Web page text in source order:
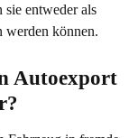
sie entweder als
werden können.
Autoexport